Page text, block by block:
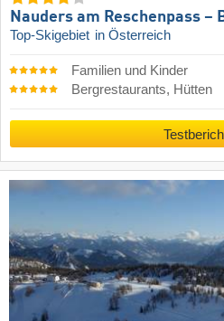
Nauders am Reschenpass –
Top-Skigebiet in Österreich
Familien und Kinder
Bergrestaurants, Hütten